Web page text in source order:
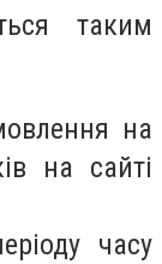
таким
на
на сайті
часу